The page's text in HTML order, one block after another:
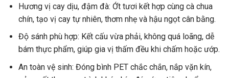
Hương vị cay dịu, đậm đà: Ớt tươi kết hợp cùng cà chua
chín, tạo vị cay tự nhiên, thơm nhẹ và hậu ngọt cân bằng.
Độ sánh phù hợp: Kết cấu vừa phải, không quá loãng, dễ
bám thực phẩm, giúp gia vị thấm đều khi chấm hoặc ướp.
An toàn vệ sinh: Đóng bình PET chắc chắn, nắp vặn kín,